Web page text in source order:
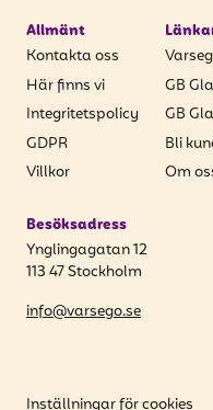
E-postadress
PRENUMERERA
Allmänt
Kontakta oss
Här finns vi
Integritetspolicy
GDPR
Villkor
GB
GB
Bli
Om
Besöksadress
Ynglingagatan 12
113 47 Stockholm
info@varsego.se